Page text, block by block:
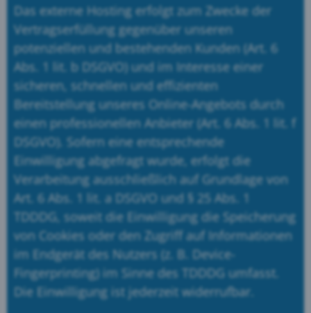
Das externe Hosting erfolgt zum Zwecke der
Vertragserfüllung gegenüber unseren
potenziellen und bestehenden Kunden (Art. 6
Abs. 1 lit. b DSGVO) und im Interesse einer
sicheren, schnellen und effizienten
Bereitstellung unseres Online-Angebots durch
einen professionellen Anbieter (Art. 6 Abs. 1 lit. f
DSGVO). Sofern eine entsprechende
Einwilligung abgefragt wurde, erfolgt die
Verarbeitung ausschließlich auf Grundlage von
Art. 6 Abs. 1 lit. a DSGVO und § 25 Abs. 1
TDDDG, soweit die Einwilligung die Speicherung
von Cookies oder den Zugriff auf Informationen
im Endgerät des Nutzers (z. B. Device-
Fingerprinting) im Sinne des TDDDG umfasst.
Die Einwilligung ist jederzeit widerrufbar.